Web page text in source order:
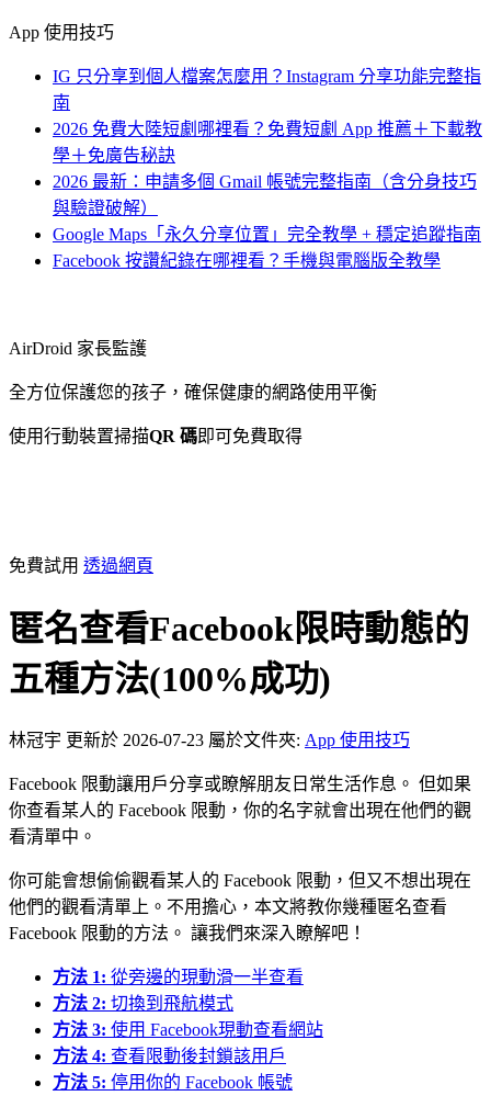
App 使用技巧
IG 只分享到個人檔案怎麼用？Instagram 分享功能完整指
南
2026 免費大陸短劇哪裡看？免費短劇 App 推薦＋下載教
學＋免廣告秘訣
2026 最新：申請多個 Gmail 帳號完整指南（含分身技巧
與驗證破解）
Google Maps「永久分享位置」完全教學 + 穩定追蹤指南
Facebook 按讚紀錄在哪裡看？手機與電腦版全教學
AirDroid 家長監護
全方位保護您的孩子，確保健康的網路使用平衡
使用行動裝置掃描QR 碼即可免費取得
免費試用 透過網頁
匿名查看Facebook限時動態的
五種方法(100%成功)
林冠宇 更新於 2026-07-23 屬於文件夾: App 使用技巧
Facebook 限動讓用戶分享或瞭解朋友日常生活作息。 但如果
你查看某人的 Facebook 限動，你的名字就會出現在他們的觀
看清單中。
你可能會想偷偷觀看某人的 Facebook 限動，但又不想出現在
他們的觀看清單上。不用擔心，本文將教你幾種匿名查看
Facebook 限動的方法。 讓我們來深入瞭解吧！
方法 1: 從旁邊的現動滑一半查看
方法 2: 切換到飛航模式
方法 3: 使用 Facebook現動查看網站
方法 4: 查看限動後封鎖該用戶
方法 5: 停用你的 Facebook 帳號